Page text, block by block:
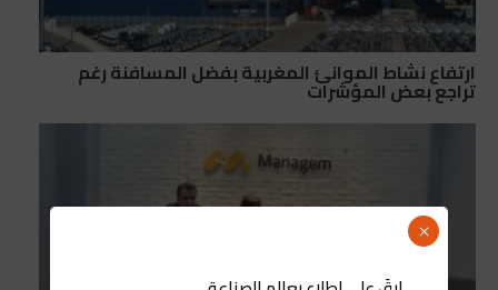
ارتفاع نشاط الموانئ المغربية بفضل المسافنة رغم
تراجع بعض المؤشرات
×